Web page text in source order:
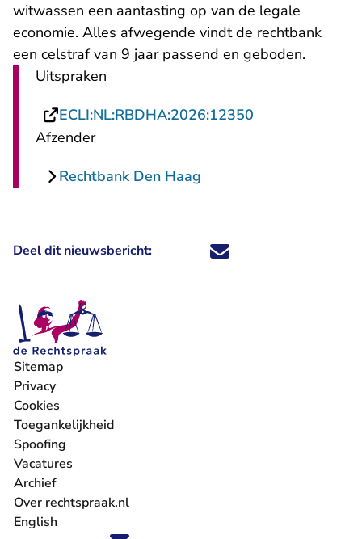
witwassen een aantasting op van de legale
economie. Alles afwegende vindt de rechtbank
een celstraf van 9 jaar passend en geboden.
Uitspraken
ECLI:NL:RBDHA:2026:12350
Afzender
Rechtbank Den Haag
Deel dit nieuwsbericht: Deel dit nieuwsbericht via X -
Deel dit nieuwsbericht via
Deel dit nieuwsbericht
Deel dit
Sitemap
Privacy
Cookies
Toegankelijkheid
Spoofing
Vacatures
- U verlaat Rechtspraak.nl
Archief
Over rechtspraak.nl
English